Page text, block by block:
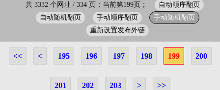
共 3332 个网址 / 334 页；当前第199页；
自动顺序翻页
自动随机翻页
手动顺序翻页
手动随机翻页
重新设置发布外链
<< < 195 196 197 198 199 200
201 202 203 > >>